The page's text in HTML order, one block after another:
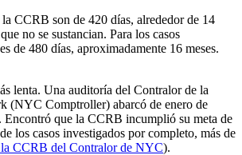
la CCRB son de 420 días, alrededor de 14
no se sustancian. Para los casos
de 480 días, aproximadamente 16 meses.
lenta. Una auditoría del Contralor de la
(NYC Comptroller) abarcó de enero de
Encontró que la CCRB incumplió su meta de
los casos investigados por completo, más de
CCRB del Contralor de NYC).